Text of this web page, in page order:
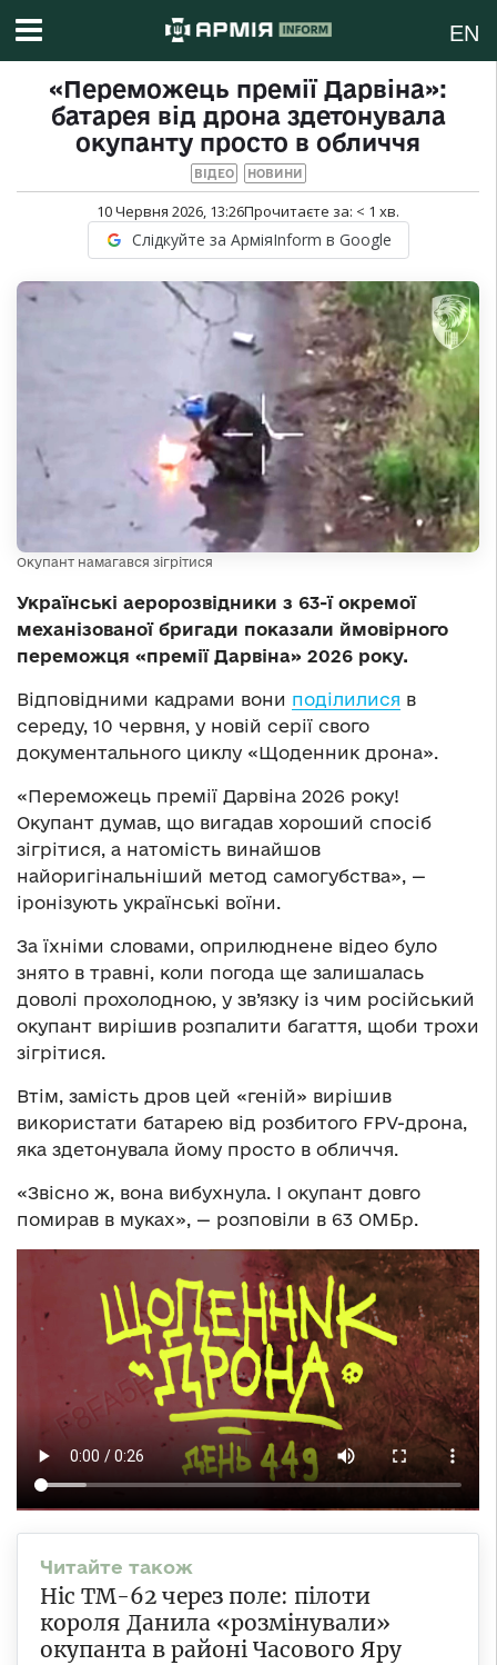
EN
«Переможець премії Дарвіна»:
батарея від дрона здетонувала
окупанту просто в обличчя
ВІДЕО НОВИНИ
10 Червня 2026, 13:26Прочитаєте за: < 1 хв.
Слідкуйте за АрміяInform в Google
Окупант намагався зігрітися
Українські аеророзвідники з 63-ї окремої
механізованої бригади показали ймовірного
переможця «премії Дарвіна» 2026 року.
Відповідними кадрами вони поділилися в
середу, 10 червня, у новій серії свого
документального циклу «Щоденник дрона».
«Переможець премії Дарвіна 2026 року!
Окупант думав, що вигадав хороший спосіб
зігрітися, а натомість винайшов
найоригінальніший метод самогубства», —
іронізують українські воїни.
За їхніми словами, оприлюднене відео було
знято в травні, коли погода ще залишалась
доволі прохолодною, у зв’язку із чим російський
окупант вирішив розпалити багаття, щоби трохи
зігрітися.
Втім, замість дров цей «геній» вирішив
використати батарею від розбитого FPV-дрона,
яка здетонувала йому просто в обличчя.
«Звісно ж, вона вибухнула. І окупант довго
помирав в муках», — розповіли в 63 ОМБр.
Ніс ТМ-62 через поле: пілоти
короля Данила «розмінували»
окупанта в районі Часового Яру